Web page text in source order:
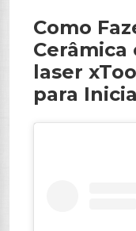
Como
Cerâmica
laser
para